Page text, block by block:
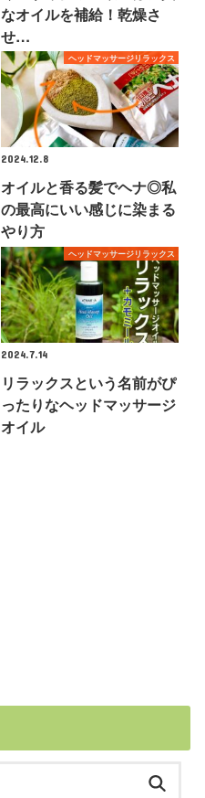
なオイルを補給！乾燥さ
せ…
ヘッドマッサージリラックス
2024.12.8
オイルと香る髪でヘナ◎私
の最高にいい感じに染まる
やり方
ヘッドマッサージリラックス
2024.7.14
リラックスという名前がぴ
ったりなヘッドマッサージ
オイル